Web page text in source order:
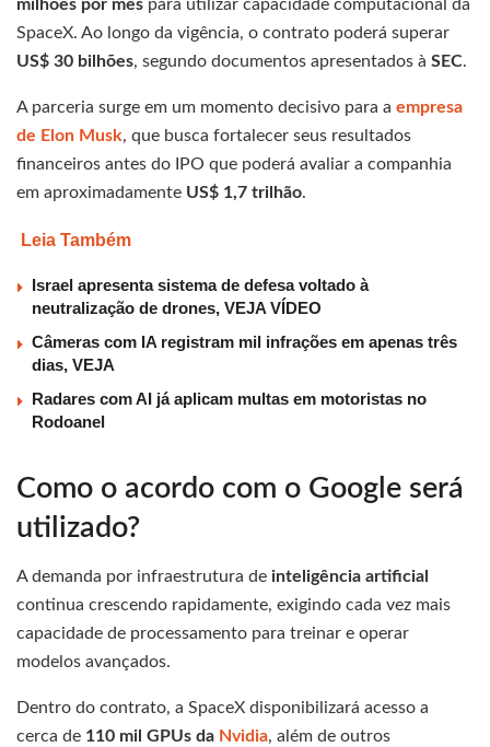
milhões por mês para utilizar capacidade computacional da
SpaceX. Ao longo da vigência, o contrato poderá superar
US$ 30 bilhões, segundo documentos apresentados à SEC.
A parceria surge em um momento decisivo para a empresa
de Elon Musk, que busca fortalecer seus resultados
financeiros antes do IPO que poderá avaliar a companhia
em aproximadamente US$ 1,7 trilhão.
Leia Também
Israel apresenta sistema de defesa voltado à
neutralização de drones, VEJA VÍDEO
Câmeras com IA registram mil infrações em apenas três
dias, VEJA
Radares com AI já aplicam multas em motoristas no
Rodoanel
Como o acordo com o Google será
utilizado?
A demanda por infraestrutura de inteligência artificial
continua crescendo rapidamente, exigindo cada vez mais
capacidade de processamento para treinar e operar
modelos avançados.
Dentro do contrato, a SpaceX disponibilizará acesso a
cerca de 110 mil GPUs da Nvidia, além de outros